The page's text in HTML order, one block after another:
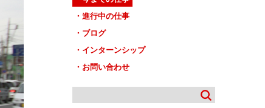
進行中の仕事
ブログ
インターンシップ
お問い合わせ